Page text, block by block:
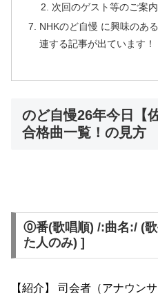
次回のゲスト等のご案内
NHKのど自慢 に興味のあ
連する記事が出ています！
のど自慢26年今日【
合格曲一覧！の見方
⓪番(歌唱順) /:曲名:/ (
た人のみ) ]
【紹介】 司会者（アナウン